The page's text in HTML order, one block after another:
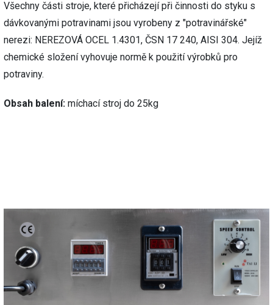
Všechny části stroje, které přicházejí při činnosti do styku s
dávkovanými potravinami jsou vyrobeny z "potravinářské"
nerezi: NEREZOVÁ OCEL 1.4301, ČSN 17 240, AISI 304. Jejíž
chemické složení vyhovuje normě k použití výrobků pro
potraviny.
Obsah balení: míchací stroj do 25kg